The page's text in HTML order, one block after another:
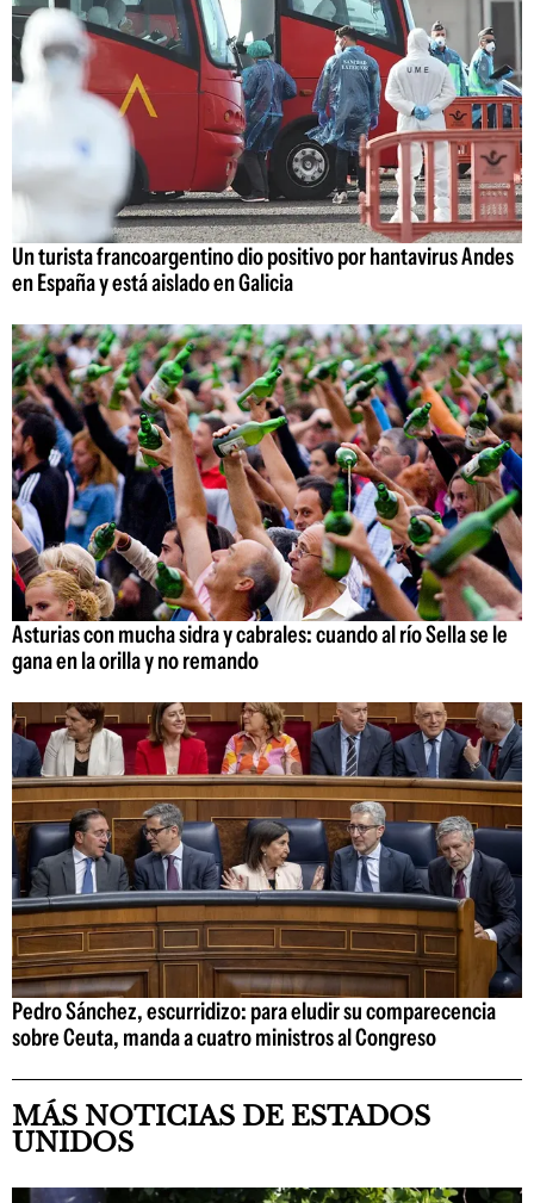
Un turista francoargentino dio positivo por hantavirus Andes
en España y está aislado en Galicia
Asturias con mucha sidra y cabrales: cuando al río Sella se le
gana en la orilla y no remando
Pedro Sánchez, escurridizo: para eludir su comparecencia
sobre Ceuta, manda a cuatro ministros al Congreso
MÁS NOTICIAS DE ESTADOS
UNIDOS